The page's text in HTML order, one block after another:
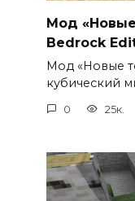
Мод
Bedrock
Мод «Новые
кубический
0 25к.